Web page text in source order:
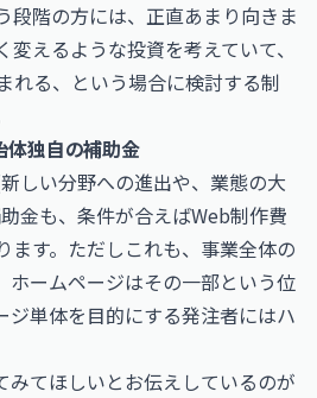
段階の方には、正直あまり向きま
えるような投資を考えていて、
れる、という場合に検討する制
体独自の補助金
しい分野への進出や、業態の大
金も、条件が合えばWeb制作費
ます。ただしこれも、事業全体の
ホームページはその一部という位
ジ単体を目的にする発注者にはハ
みてほしいとお伝えしているのが